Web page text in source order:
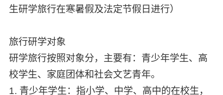
生研学旅行在寒暑假及法定节假日进行）
旅行研学对象
研学旅行按照对象分，主要有：青少年学生、高
校学生、家庭团体和社会文艺青年。
1. 青少年学生：指小学、中学、高中的在校生，